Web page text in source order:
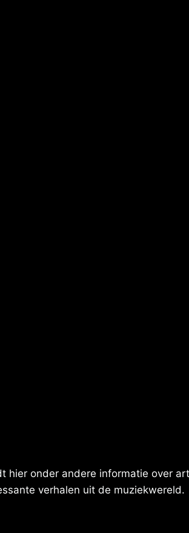
onder andere informatie over
verhalen uit de muziekwereld.